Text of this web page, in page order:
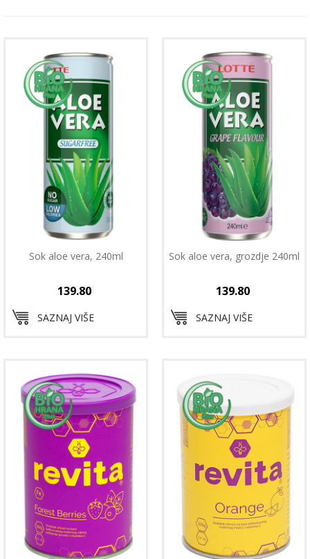
Sok aloe vera, 240ml
139.80
SAZNAJ VIŠE
Sok aloe vera, grozdje 240ml
139.80
SAZNAJ VIŠE